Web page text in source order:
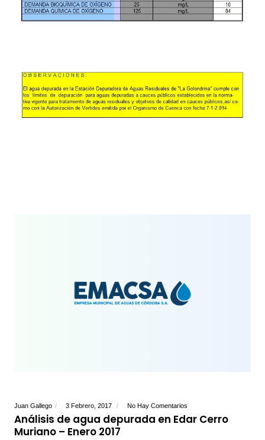
Juan Gallego 3 Febrero, 2017 No Hay Comentarios
Análisis de agua depurada en Edar Cerro
Muriano – Enero 2017